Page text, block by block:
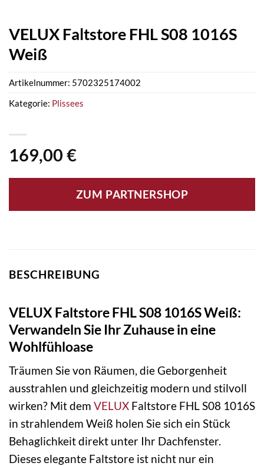
VELUX Faltstore FHL S08 1016S
Weiß
169,00 €
ZUM PARTNERSHOP
Artikelnummer: 5702325174002
Kategorie: Plissees
BESCHREIBUNG
VELUX Faltstore FHL S08 1016S Weiß:
Verwandeln Sie Ihr Zuhause in eine
Wohlfühloase
Träumen Sie von Räumen, die Geborgenheit
ausstrahlen und gleichzeitig modern und stilvoll
wirken? Mit dem VELUX Faltstore FHL S08 1016S
in strahlendem Weiß holen Sie sich ein Stück
Behaglichkeit direkt unter Ihr Dachfenster.
Dieses elegante Faltstore ist nicht nur ein